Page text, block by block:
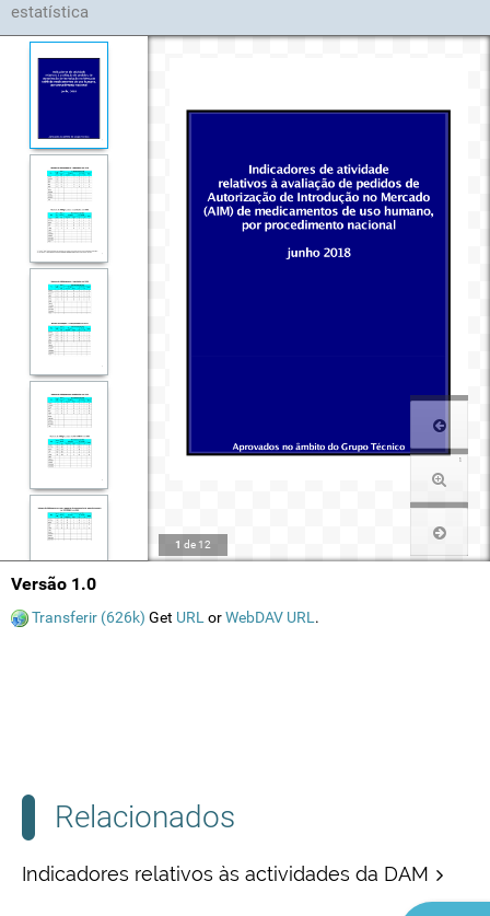
estatística
1 de 12
Versão 1.0
Transferir (626k) Get URL orWebDAV URL .
Relacionados
Indicadores relativos às actividades da DAM